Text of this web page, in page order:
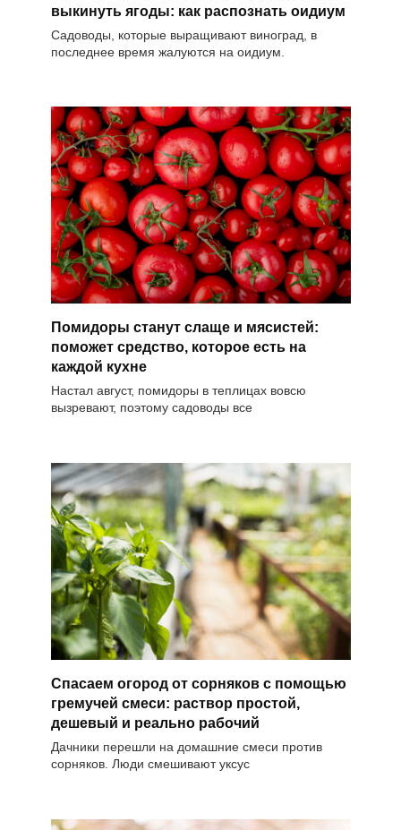
выкинуть ягоды: как распознать оидиум
Садоводы, которые выращивают виноград, в
последнее время жалуются на оидиум.
Помидоры станут слаще и мясистей:
поможет средство, которое есть на
каждой кухне
Настал август, помидоры в теплицах вовсю
вызревают, поэтому садоводы все
Спасаем огород от сорняков с помощью
гремучей смеси: раствор простой,
дешевый и реально рабочий
Дачники перешли на домашние смеси против
сорняков. Люди смешивают уксус